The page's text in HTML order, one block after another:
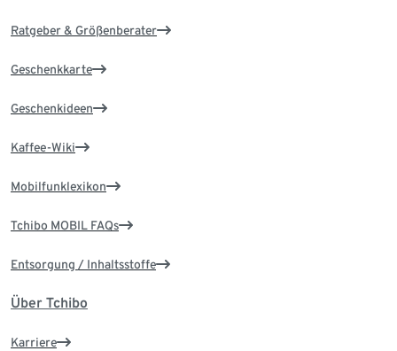
Ratgeber & Größenberater
Geschenkkarte
Geschenkideen
Kaffee-Wiki
Mobilfunklexikon
Tchibo MOBIL FAQs
Entsorgung / Inhaltsstoffe
Über Tchibo
Karriere